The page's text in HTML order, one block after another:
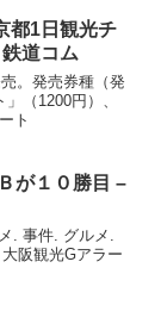
都1日観光チ
道コム
。発売券種（発
（1200円）、
ト
Ｂが１０勝目 –
. 事件. グルメ.
阪観光Gアラー